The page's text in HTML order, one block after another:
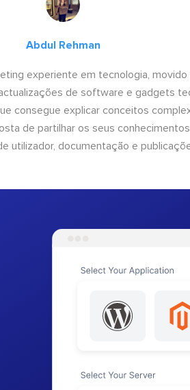
Abdul Rehman
experiente em tecnologia,
de software e gadgets
consegue explicar conceitos
de partilhar os seus
utilizador, documentação e